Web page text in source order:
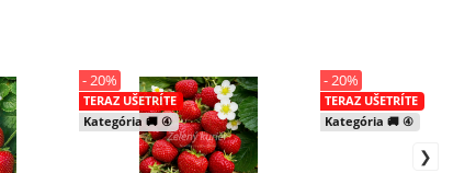
TERAZ UŠETRÍTE
Kategória 🚚 ④
- 20%
TERAZ UŠETRÍTE
Kategória 🚚 ④
- 20%